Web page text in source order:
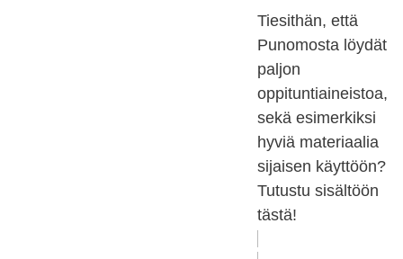
Tiesithän, että
Punomosta löydät
paljon
oppituntiaineistoa,
sekä esimerkiksi
hyviä materiaalia
sijaisen käyttöön?
Tutustu sisältöön
tästä!